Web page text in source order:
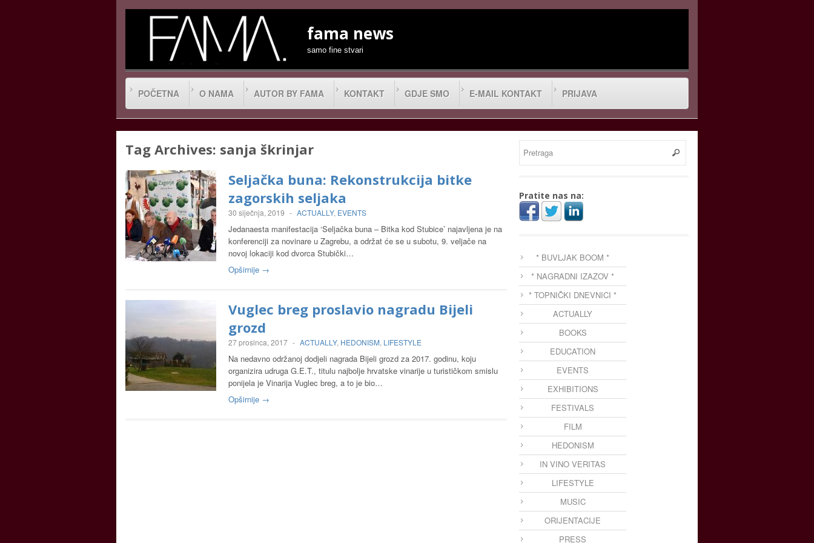
fama news
samo fine stvari
POČETNA O NAMA AUTOR BY FAMA KONTAKT GDJE SMO E-MAIL KONTAKT PRIJAVA
Tag Archives: sanja škrinjar
Seljačka buna: Rekonstrukcija bitke
zagorskih seljaka
30 siječnja, 2019 - ACTUALLY, EVENTS
Jedanaesta manifestacija ‘Seljačka buna – Bitka kod Stubice’ najavljena je na
konferenciji za novinare u Zagrebu, a održat će se u subotu, 9. veljače na
novoj lokaciji kod dvorca Stubički…
Opširnije →
Vuglec breg proslavio nagradu Bijeli
grozd
27 prosinca, 2017 - ACTUALLY, HEDONISM, LIFESTYLE
Na nedavno održanoj dodjeli nagrada Bijeli grozd za 2017. godinu, koju
organizira udruga G.E.T., titulu najbolje hrvatske vinarije u turističkom smislu
ponijela je Vinarija Vuglec breg, a to je bio…
Opširnije →
Pratite nas na:
* BUVLJAK BOOM *
* NAGRADNI IZAZOV *
* TOPNIČKI DNEVNICI *
ACTUALLY
BOOKS
EDUCATION
EVENTS
EXHIBITIONS
FESTIVALS
FILM
HEDONISM
IN VINO VERITAS
LIFESTYLE
MUSIC
ORIJENTACIJE
PRESS